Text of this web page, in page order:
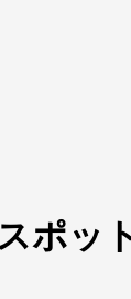
ポッ